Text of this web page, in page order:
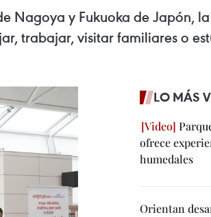
Nagoya y Fukuoka de Japón,
trabajar, visitar familiares o
LO MÁS
ofrece
humedales
Orientan